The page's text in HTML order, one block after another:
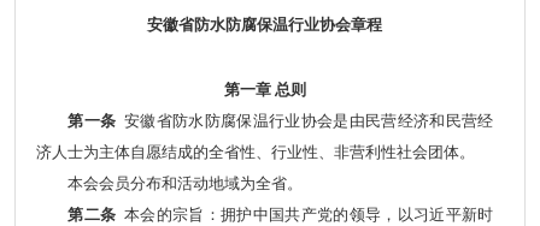
安徽省防水防腐保温行业协会章程
第一章 总则
第一条 安徽省防水防腐保温行业协会是由民营经济和民营经
济人士为主体自愿结成的全省性、行业性、非营利性社会团体。
本会会员分布和活动地域为全省。
第二条 本会的宗旨：拥护中国共产党的领导，以习近平新时